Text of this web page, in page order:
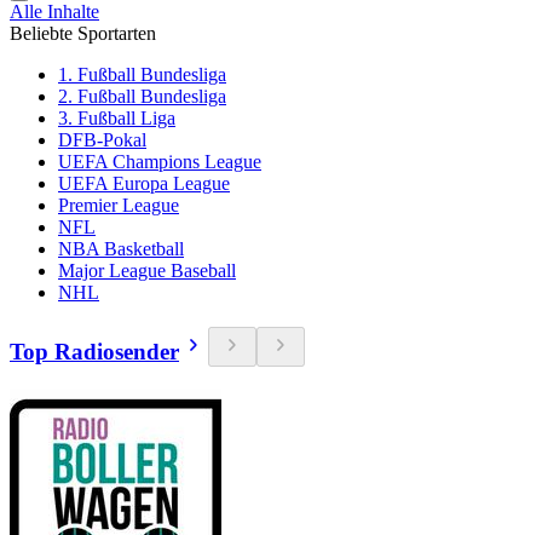
Alle Inhalte
Beliebte Sportarten
1. Fußball Bundesliga
2. Fußball Bundesliga
3. Fußball Liga
DFB-Pokal
UEFA Champions League
UEFA Europa League
Premier League
NFL
NBA Basketball
Major League Baseball
NHL
Top Radiosender